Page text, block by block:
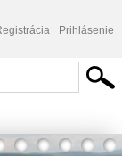
Prihlásenie